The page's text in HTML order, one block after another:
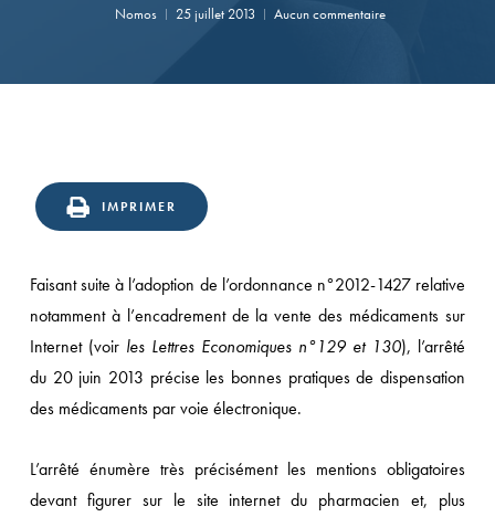
Nomos 25 juillet 2013 Aucun commentaire
IMPRIMER
Faisant suite à l’adoption de l’ordonnance n°2012-1427 relative
notamment à l’encadrement de la vente des médicaments sur
Internet (voir les Lettres Economiques n°129 et 130), l’arrêté
du 20 juin 2013 précise les bonnes pratiques de dispensation
des médicaments par voie électronique.
L’arrêté énumère très précisément les mentions obligatoires
devant figurer sur le site internet du pharmacien et, plus